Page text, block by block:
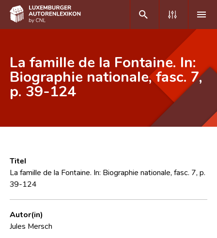
DE FR
Home
Erweiterte Suche
CNL
Forschungsgruppe
La famille de la Fontaine. In:
Biographie nationale, fasc. 7,
p. 39-124
Titel
La famille de la Fontaine. In: Biographie nationale, fasc. 7, p.
39-124
Autor(in)
Jules Mersch